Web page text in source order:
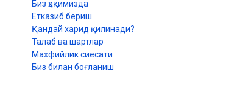
Биз ҳақимизда
Етказиб бериш
Қандай харид қилинади?
Талаб ва шартлар
Махфийлик сиёсати
Биз билан боғланиш